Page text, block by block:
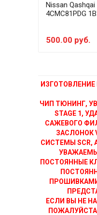
Nissan Qashqai
4CMC81PDG
500.00 руб.
ЧИП ТЮНИНГ,
STAGE 1,
САЖЕВОГО
ЗАСЛОНОК
СИСТЕМЫ SCR,
ПОСТОЯННЫЕ
ЕСЛИ ВЫ НЕ